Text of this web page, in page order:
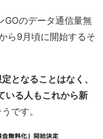
GOのデータ通信量無
ら9月頃に開始するそ
となることはなく、
いる人もこれから新
です。